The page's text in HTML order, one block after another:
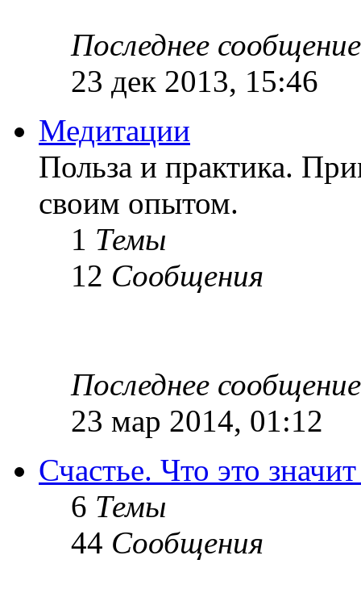
Последнее сообщение
23 дек 2013, 15:46
Медитации
Польза и практика.
своим опытом.
1 Темы
12 Сообщения
Последнее сообщение
23 мар 2014, 01:12
Счастье. Что это
6 Темы
44 Сообщения